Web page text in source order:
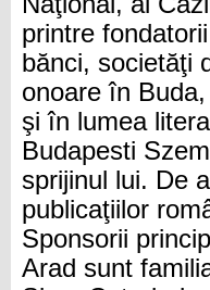
printre
bănci, societăţi
onoare în
şi în lumea
Budapesti
sprijinul lui. De
publicaţiilor
Sponsorii
Arad sunt